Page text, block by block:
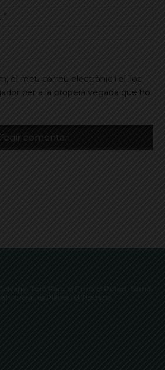
el meu correu electrònic i el lloc
per a la propera vegada que ho
Turó Parc, el Farró, el Putxet, Sarrià,
les Planes i el Tibidabo